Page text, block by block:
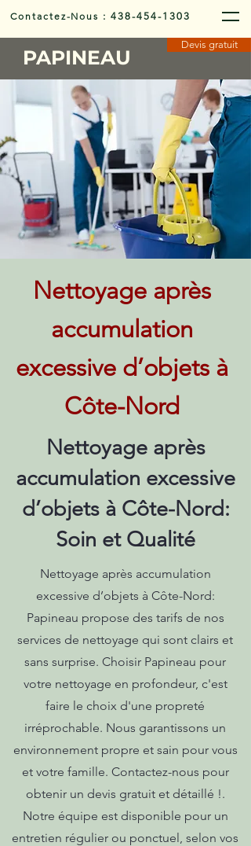
Contactez-Nous :438-454-1303
PAPINEAU
Devis gratuit
Nettoyage après
accumulation
excessive d’objets à
Côte-Nord
Nettoyage après
accumulation excessive
d’objets à Côte-Nord:
Soin et Qualité
Nettoyage après accumulation
excessive d’objets à Côte-Nord:
Papineau propose des tarifs de nos
services de nettoyage qui sont clairs et
sans surprise. Choisir Papineau pour
votre nettoyage en profondeur, c'est
faire le choix d'une propreté
irréprochable. Nous garantissons un
environnement propre et sain pour vous
et votre famille. Contactez-nous pour
obtenir un devis gratuit et détaillé !.
Notre équipe est disponible pour un
entretien régulier ou ponctuel, selon vos